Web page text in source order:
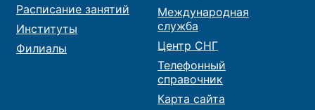
Расписание занятий
Институты
Филиалы
Международная
служба
Центр СНГ
Телефонный
справочник
Карта сайта